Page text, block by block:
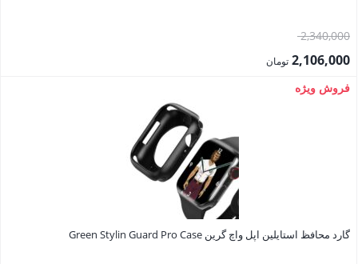
2,340,000قیمت
اصلی:2,106,000 تومان
قیمت
فروش ویژه
گارد محافظ استایلین اپل واچ گرین Green Stylin Guard Pro Case